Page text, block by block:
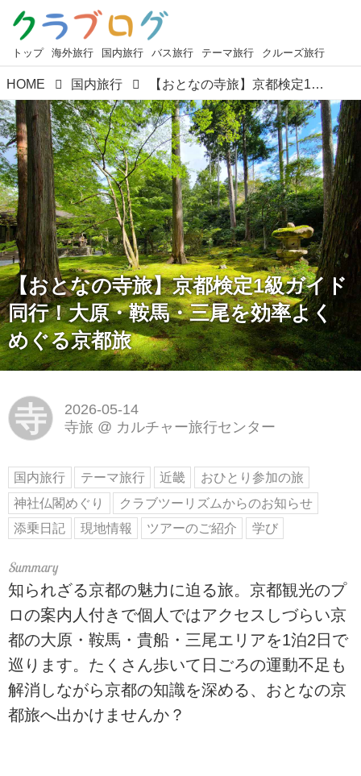
トップ 海外旅行 国内旅行 バス旅行 テーマ旅行 クルーズ旅行
HOME 国内旅行 【おとなの寺旅】京都検定1級ガイド同行！大原・鞍馬・三尾を効率よくめぐる京都旅
【おとなの寺旅】京都検定1級ガイド
同行！大原・鞍馬・三尾を効率よく
めぐる京都旅
寺
2026-05-14
寺旅 @ カルチャー旅行センター
国内旅行 テーマ旅行 近畿
おひとり参加の旅
神社仏閣めぐり
クラブツーリズムからのお知らせ
添乗日記
現地情報 ツアーのご紹介 学び
知られざる京都の魅力に迫る旅。京都観光のプ
ロの案内人付きで個人ではアクセスしづらい京
都の大原・鞍馬・貴船・三尾エリアを1泊2日で
巡ります。たくさん歩いて日ごろの運動不足も
解消しながら京都の知識を深める、おとなの京
都旅へ出かけませんか？